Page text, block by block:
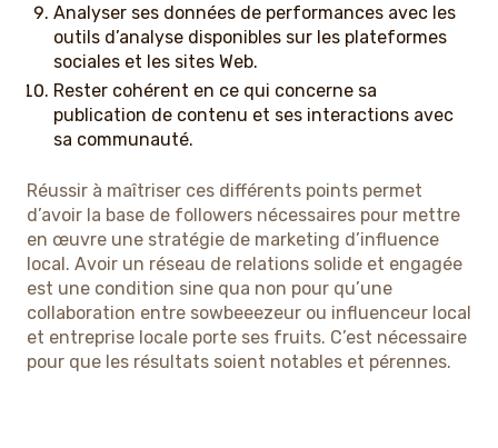
Analyser ses données de performances avec les
outils d’analyse disponibles sur les plateformes
sociales et les sites Web.
Rester cohérent en ce qui concerne sa
publication de contenu et ses interactions avec
sa communauté.
Réussir à maîtriser ces différents points permet
d’avoir la base de followers nécessaires pour mettre
en œuvre une stratégie de marketing d’influence
local. Avoir un réseau de relations solide et engagée
est une condition sine qua non pour qu’une
collaboration entre sowbeeezeur ou influenceur local
et entreprise locale porte ses fruits. C’est nécessaire
pour que les résultats soient notables et pérennes.